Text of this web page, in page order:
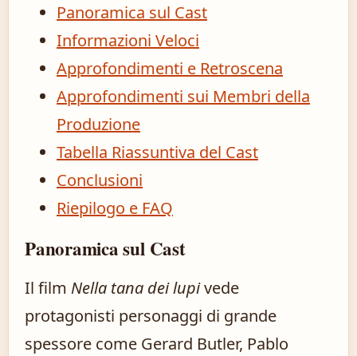
Panoramica sul Cast
Informazioni Veloci
Approfondimenti e Retroscena
Approfondimenti sui Membri della
Produzione
Tabella Riassuntiva del Cast
Conclusioni
Riepilogo e FAQ
Panoramica sul Cast
Il film Nella tana dei lupivede
protagonisti personaggi di grande
spessore come Gerard Butler, Pablo